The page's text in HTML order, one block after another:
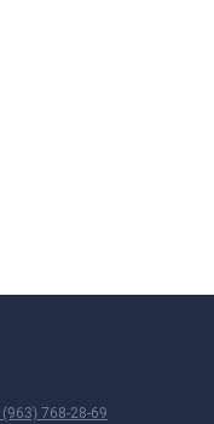
768-28-69